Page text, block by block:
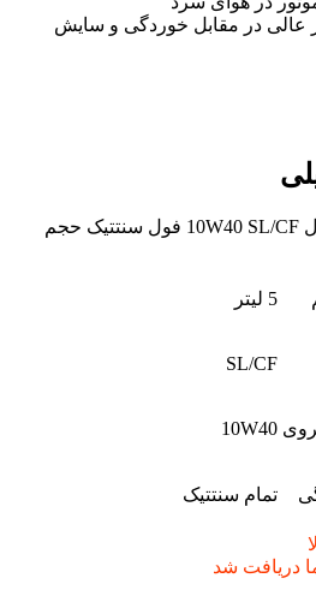
عالی در مقابل خوردگی و سایش
روغن موتور راکی مدل 10W40 SL/CF فول سنتتیک حجم
5 لیتر
SL/CF
10W40
تمام سنتتیک
دریافت شد